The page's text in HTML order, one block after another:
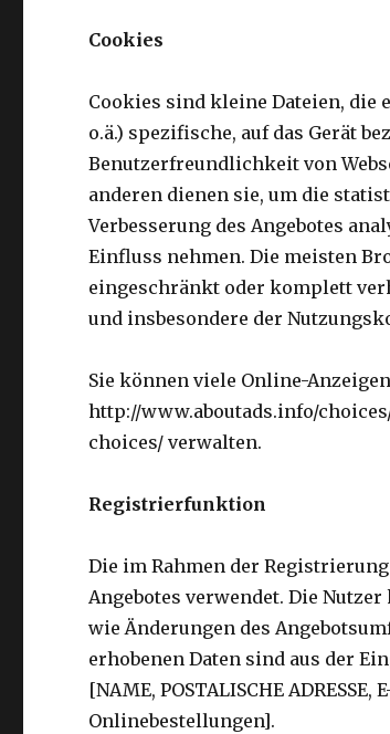
Cookies
Cookies sind kleine Dateien, die
o.ä.) spezifische, auf das Gerät
Benutzerfreundlichkeit von
anderen dienen sie, um die
Verbesserung des Angebotes
Einfluss nehmen. Die meisten
eingeschränkt oder komplett
und insbesondere der
Sie können viele Online-
http://www.aboutads.info/
choices/ verwalten.
Registrierfunktion
Die im Rahmen der
Angebotes verwendet. Die
wie Änderungen des
erhobenen Daten sind aus der
[NAME, POSTALISCHE
Onlinebestellungen].